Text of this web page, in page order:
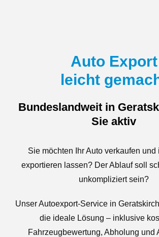
Auto Export
leicht
Bundeslandweit in
Sie aktiv
Sie möchten Ihr Auto verkaufen und
exportieren lassen? Der Ablauf soll
unkompliziert sein?
Unser Autoexport-Service in
die ideale Lösung – inklusive
Fahrzeugbewertung, Abholung und